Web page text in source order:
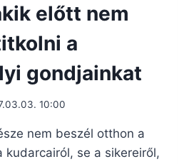
előtt nem
a
gondjainkat
10:00
nem beszél otthon a
kudarcairól, se a sikereiről,